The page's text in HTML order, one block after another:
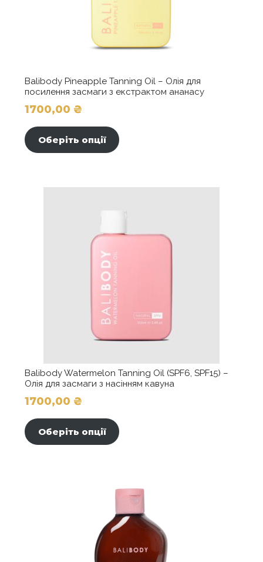
Balibody Pineapple Tanning Oil – Олія для
посилення засмаги з екстрактом ананасу
1700,00 ₴
Оберіть опції
Параметри
сторінці
Balibody Watermelon Tanning Oil (SPF6, SPF15) –
Олія для засмаги з насінням кавуна
1700,00 ₴
Оберіть опції
можна
вибрати
на
сторінці
товару